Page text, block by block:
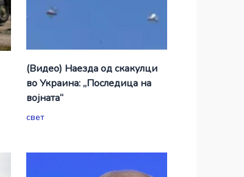
(Видео) Наезда од скакулци
во Украина: „Последица на
војната“
свет